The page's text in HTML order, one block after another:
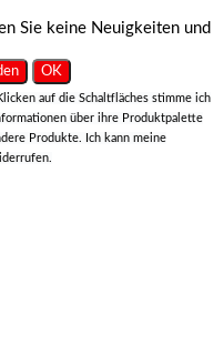
Sie keine Neuigkeiten und
auf die Schaltfläches stimme ich
über ihre Produktpalette
Produkte. Ich kann meine